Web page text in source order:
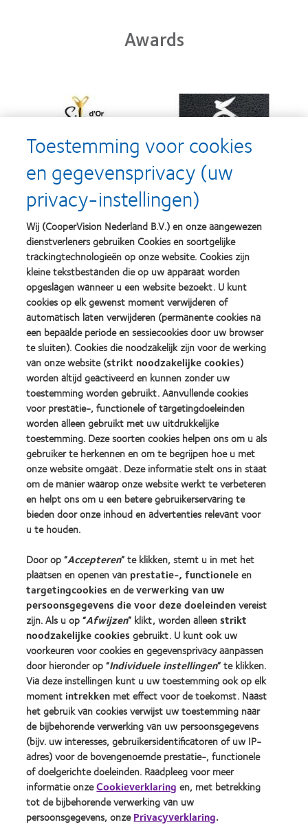
Awards
more
d’Or
product
award
met
MyDay™
(2013)
Learn
more
Lens
of
the
Year
(2013)
Learn
more
about
2012
&
2010
Best
Companies
for
Leaders
(2012)
Learn
more
about
Best
Factory
Awards
(2011)
Learn
more
about
ODMA
2011
(2011)
Learn
more
about
2012
REBRAND
100®
Global
Award
(2012)
Learn
more
about
BCLA
Industry
Award
Winner
Onze producten
Contactlenstechnologie
Vind je lens
Vind een opticien
Contactlenzen en gezichtsvermogen
Nieuwe drager
Ervaren drager
Over CooperVision
Vacatures bij CooperVision
Nieuwscentrum
Contact
Legal
Privacybeleid
Servicevoorwaarden
Cookieverklaring
Toestemming voor cookies
en gegevensprivacy (uw
privacy-instellingen)
Wij (CooperVision Nederland B.V.) en onze aangewezen
dienstverleners gebruiken Cookies en soortgelijke
trackingtechnologieën op onze website. Cookies zijn
kleine tekstbestanden die op uw apparaat worden
opgeslagen wanneer u een website bezoekt. U kunt
cookies op elk gewenst moment verwijderen of
automatisch laten verwijderen (permanente cookies na
een bepaalde periode en sessiecookies door uw browser
te sluiten). Cookies die noodzakelijk zijn voor de werking
van onze website (strikt noodzakelijke cookies)
worden altijd geactiveerd en kunnen zonder uw
toestemming worden gebruikt. Aanvullende cookies
voor prestatie-, functionele of targetingdoeleinden
worden alleen gebruikt met uw uitdrukkelijke
toestemming. Deze soorten cookies helpen ons om u als
gebruiker te herkennen en om te begrijpen hoe u met
onze website omgaat. Deze informatie stelt ons in staat
om de manier waarop onze website werkt te verbeteren
en helpt ons om u een betere gebruikerservaring te
bieden door onze inhoud en advertenties relevant voor
u te houden.
Door op “Accepteren” te klikken, stemt u in met het
plaatsen en openen van prestatie-, functioneleen
targetingcookiesen deverwerking van uw
persoonsgegevens die voor deze doeleindenvereist
zijn. Als u op “Afwijzen” klikt, worden alleenstrikt
noodzakelijke cookiesgebruikt. U kunt ook uw
voorkeuren voor cookies en gegevensprivacy aanpassen
door hieronder op “Individuele instellingen” te klikken.
Via deze instellingen kunt u uw toestemming ook op elk
moment intrekken met effect voor de toekomst. Naast
het gebruik van cookies verwijst uw toestemming naar
de bijbehorende verwerking van uw persoonsgegevens
(bijv. uw interesses, gebruikersidentificatoren of uw IP-
adres) voor de bovengenoemde prestatie-, functionele
of doelgerichte doeleinden. Raadpleeg voor meer
informatie onzeCookieverklaring en, met betrekking
tot de bijbehorende verwerking van uw
persoonsgegevens, onzePrivacyverklaring.